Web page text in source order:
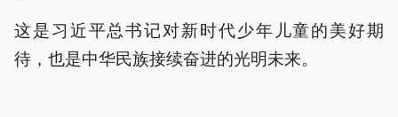
这是习近平总书记对新时代少年儿童的美好期
待，也是中华民族接续奋进的光明未来。